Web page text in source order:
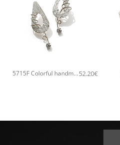
5715F Colorful handmade small χειροποίητα σκουλαρίκια Catherine bijoux Γκρι52.20€